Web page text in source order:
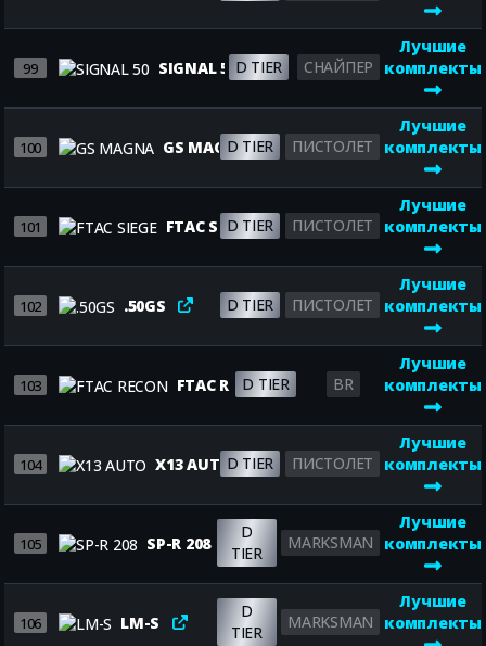
99 SIGNAL 50D TIER СНАЙПЕР
Лучшие
комплекты
100 GS MAGNAD TIER ПИСТОЛЕТ
Лучшие
комплекты
101 FTAC SIEGE
D TIER ПИСТОЛЕТ
Лучшие
комплекты
102 .50GS D TIER ПИСТОЛЕТ
Лучшие
комплекты
103 FTAC RECON
D TIER BR
Лучшие
комплекты
104 X13 AUTOD TIER ПИСТОЛЕТ
Лучшие
комплекты
105 SP-R 208
D
TIER
MARKSMAN
Лучшие
комплекты
106 LM-S
D
TIER
MARKSMAN
Лучшие
комплекты